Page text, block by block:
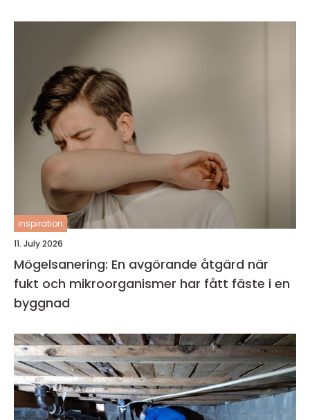
inspiration
11. July 2026
Mögelsanering: En avgörande åtgärd när
fukt och mikroorganismer har fått fäste i en
byggnad